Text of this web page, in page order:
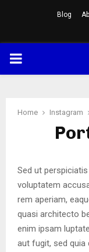
Blog
PRIMARY
Home Instagram
Sed ut
voluptatem
rem aperiam,
quasi architecto
enim ipsam
aut fugit, sed quia